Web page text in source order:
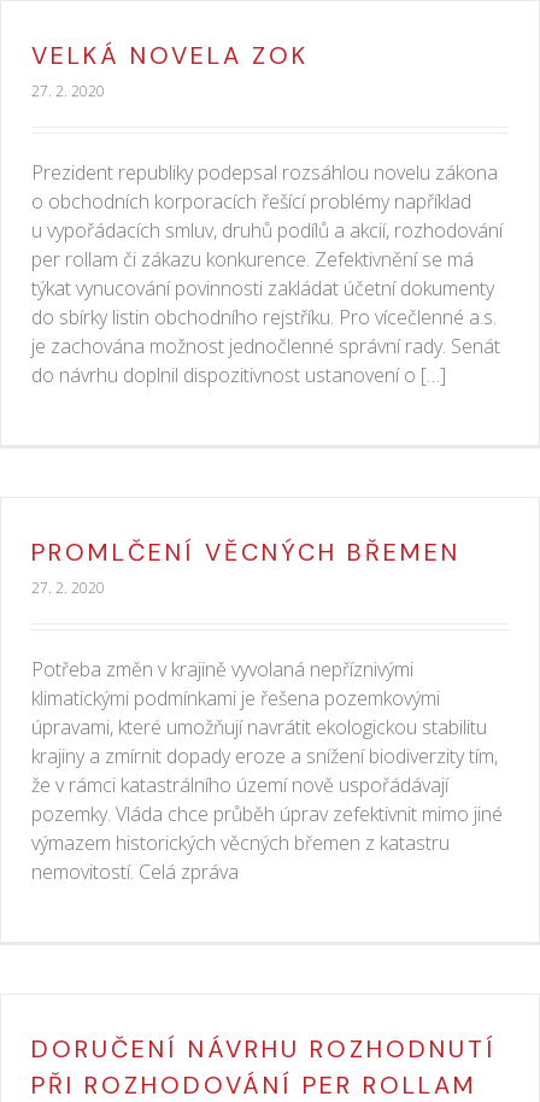
VELKÁ NOVELA ZOK
27. 2. 2020
Prezident republiky podepsal rozsáhlou novelu zákona
o obchodních korporacích řešící problémy například
u vypořádacích smluv, druhů podílů a akcií, rozhodování
per rollam či zákazu konkurence. Zefektivnění se má
týkat vynucování povinnosti zakládat účetní dokumenty
do sbírky listin obchodního rejstříku. Pro vícečlenné a.s.
je zachována možnost jednočlenné správní rady. Senát
do návrhu doplnil dispozitivnost ustanovení o […]
PROMLČENÍ VĚCNÝCH BŘEMEN
27. 2. 2020
Potřeba změn v krajině vyvolaná nepříznivými
klimatickými podmínkami je řešena pozemkovými
úpravami, které umožňují navrátit ekologickou stabilitu
krajiny a zmírnit dopady eroze a snížení biodiverzity tím,
že v rámci katastrálního území nově uspořádávají
pozemky. Vláda chce průběh úprav zefektivnit mimo jiné
výmazem historických věcných břemen z katastru
nemovitostí. Celá zpráva
DORUČENÍ NÁVRHU ROZHODNUTÍ
PŘI ROZHODOVÁNÍ PER ROLLAM